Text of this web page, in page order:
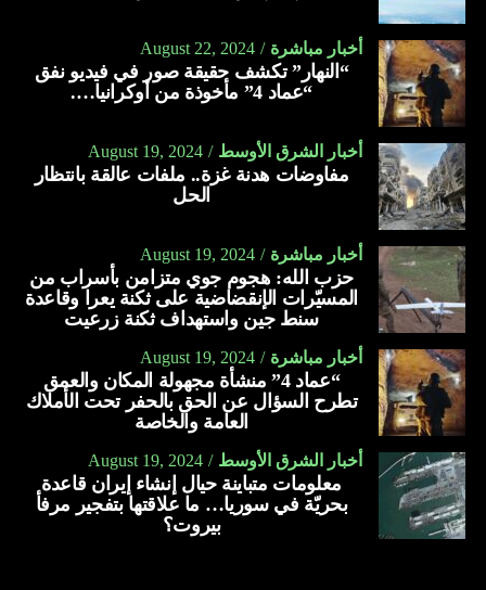
أخبار مباشرة August 22, 2024
“النهار” تكشف حقيقة صور في فيديو نفق
“عماد 4” مأخوذة من أوكرانيا….
أخبار الشرق الأوسط August 19, 2024
مفاوضات هدنة غزة.. ملفات عالقة بانتظار
الحل
أخبار مباشرة August 19, 2024
حزب الله: هجوم جوي متزامن بأسراب من
المسيّرات الإنقضاضية على ثكنة يعرا وقاعدة
سنط جين واستهداف ثكنة زرعيت
أخبار مباشرة August 19, 2024
“عماد 4” منشأة مجهولة المكان والعمق
تطرح السؤال عن الحق بالحفر تحت الأملاك
العامة والخاصة
أخبار الشرق الأوسط August 19, 2024
معلومات متباينة حيال إنشاء إيران قاعدة
بحريّة في سوريا… ما علاقتها بتفجير مرفأ
بيروت؟